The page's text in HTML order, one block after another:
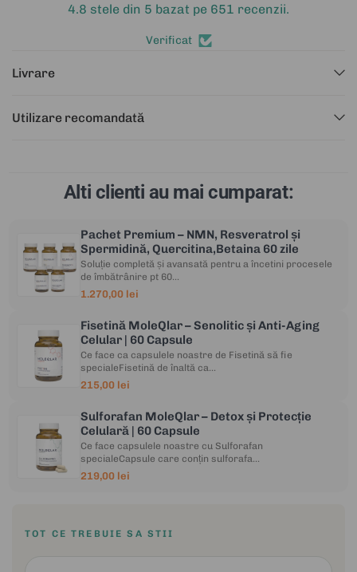
4.8 stele din 5 bazat pe 651 recenzii.
Verificat
Livrare
Utilizare recomandată
Alti clienti au mai cumparat:
Pachet Premium – NMN, Resveratrol și
Spermidină, Quercitina,Betaina 60 zile
Soluție completă și avansată pentru a încetini procesele
de îmbătrânire pt 60...
1.270,00 lei
Fisetină MoleQlar – Senolitic și Anti-Aging
Celular | 60 Capsule
Ce face ca capsulele noastre de Fisetină să fie
specialeFisetină de înaltă ca...
215,00 lei
Sulforafan MoleQlar – Detox și Protecție
Celulară | 60 Capsule
Ce face capsulele noastre cu Sulforafan
specialeCapsule care conțin sulforafa...
219,00 lei
TOT CE TREBUIE SA STII